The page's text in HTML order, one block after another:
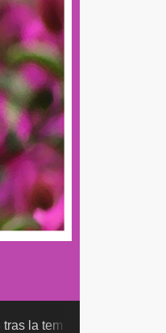
futbolera, aseguran la